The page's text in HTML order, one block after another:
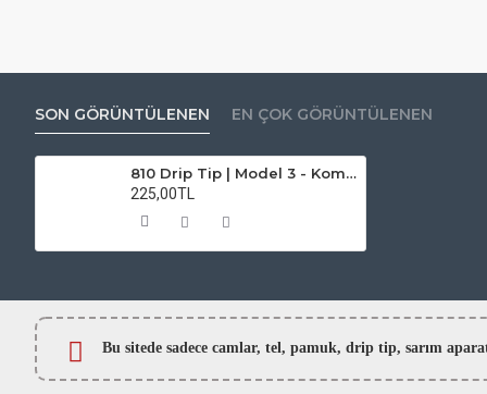
SON GÖRÜNTÜLENEN EN ÇOK GÖRÜNTÜLENEN
810 Drip Tip | Model 3 - Komodo Premium
225,00TL
Bu sitede sadece camlar, tel, pamuk, drip tip, sarım